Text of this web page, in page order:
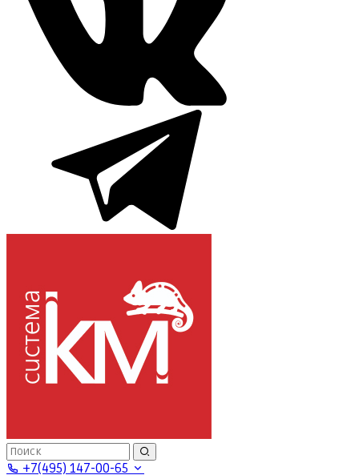
+7(495) 147-00-65